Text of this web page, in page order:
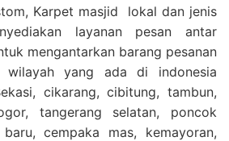
Karpet masjid lokal dan jenis
layanan pesan antar
mengantarkan barang pesanan
yang ada di indonesia
cikarang, cibitung, tambun,
tangerang selatan, poncok
cempaka mas, kemayoran,